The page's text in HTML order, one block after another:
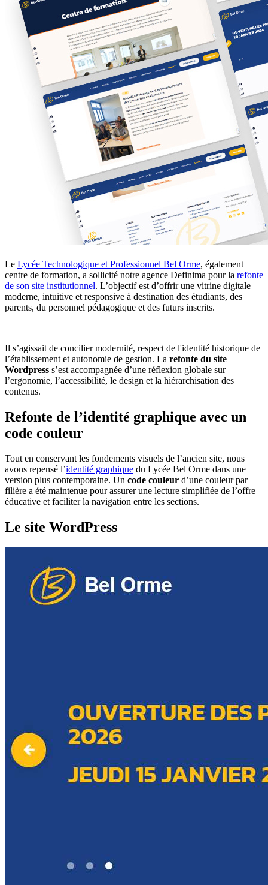
Le Lycée Technologique et Professionnel Bel Orme, également
centre de formation, a sollicité notre agence Definima pour la refonte
de son site institutionnel. L’objectif est d’offrir une vitrine digitale
moderne, intuitive et responsive à destination des étudiants, des
parents, du personnel pédagogique et des futurs inscrits.
Il s’agissait de concilier modernité, respect de l'identité historique de
l’établissement et autonomie de gestion. La refonte du site
Wordpress s’est accompagnée d’une réflexion globale sur
l’ergonomie, l’accessibilité, le design et la hiérarchisation des
contenus.
Refonte de l’identité graphique avec un
code couleur
Tout en conservant les fondements visuels de l’ancien site, nous
avons repensé l’identité graphique du Lycée Bel Orme dans une
version plus contemporaine. Un code couleur d’une couleur par
filière a été maintenue pour assurer une lecture simplifiée de l’offre
éducative et faciliter la navigation entre les sections.
Le site WordPress